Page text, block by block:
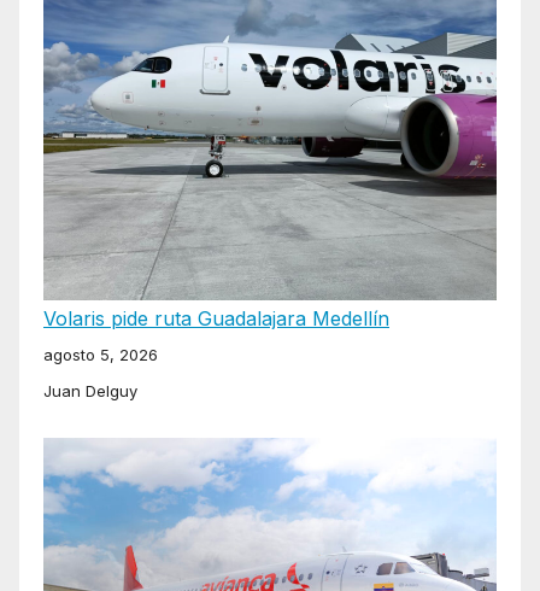
Volaris pide ruta Guadalajara Medellín
agosto 5, 2026
Juan Delguy